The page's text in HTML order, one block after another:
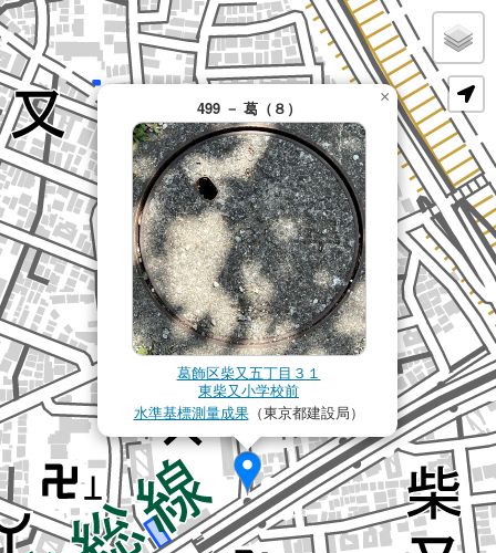
499 － 葛（８）
葛飾区柴又五丁目３１
東柴又小学校前
水準基標測量成果（東京都建設局）
×